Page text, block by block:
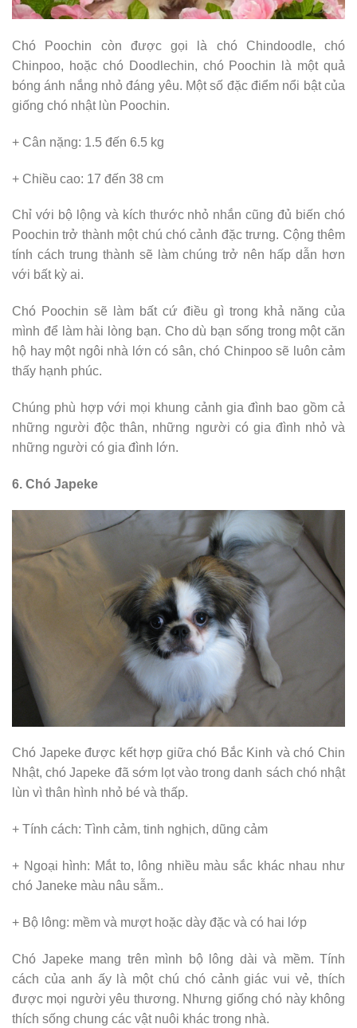
Chó Poochin còn được gọi là chó Chindoodle, chó
Chinpoo, hoặc chó Doodlechin, chó Poochin là một quả
bóng ánh nắng nhỏ đáng yêu. Một số đặc điểm nổi bật của
giống chó nhật lùn Poochin.
+ Cân nặng: 1.5 đến 6.5 kg
+ Chiều cao: 17 đến 38 cm
Chỉ với bộ lộng và kích thước nhỏ nhắn cũng đủ biến chó
Poochin trở thành một chú chó cảnh đặc trưng. Cộng thêm
tính cách trung thành sẽ làm chúng trở nên hấp dẫn hơn
với bất kỳ ai.
Chó Poochin sẽ làm bất cứ điều gì trong khả năng của
mình để làm hài lòng bạn. Cho dù bạn sống trong một căn
hộ hay một ngôi nhà lớn có sân, chó Chinpoo sẽ luôn cảm
thấy hạnh phúc.
Chúng phù hợp với mọi khung cảnh gia đình bao gồm cả
những người độc thân, những người có gia đình nhỏ và
những người có gia đình lớn.
6. Chó Japeke
Chó Japeke được kết hợp giữa chó Bắc Kinh và chó Chin
Nhật, chó Japeke đã sớm lọt vào trong danh sách chó nhật
lùn vì thân hình nhỏ bé và thấp.
+ Tính cách: Tình cảm, tinh nghịch, dũng cảm
+ Ngoại hình: Mắt to, lông nhiều màu sắc khác nhau như
chó Janeke màu nâu sẫm..
+ Bộ lông: mềm và mượt hoặc dày đặc và có hai lớp
Chó Japeke mang trên mình bộ lông dài và mềm. Tính
cách của anh ấy là một chú chó cảnh giác vui vẻ, thích
được mọi người yêu thương. Nhưng giống chó này không
thích sống chung các vật nuôi khác trong nhà.